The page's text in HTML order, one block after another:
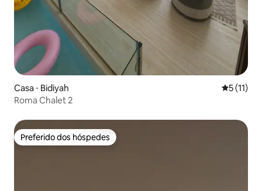
Casa ⋅ Bidiyah 5 de uma
5 (11)
Roma Chalet 2
Preferido dos hóspedes
Preferido dos hóspedes